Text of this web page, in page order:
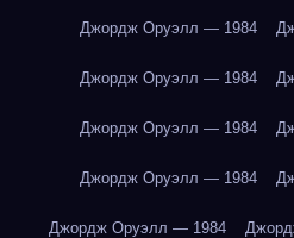
Джордж Оруэлл — 1984
Джордж Оруэлл — 1984
Джордж Оруэлл — 1984
Джордж Оруэлл — 1984
Джордж Оруэлл — 1984